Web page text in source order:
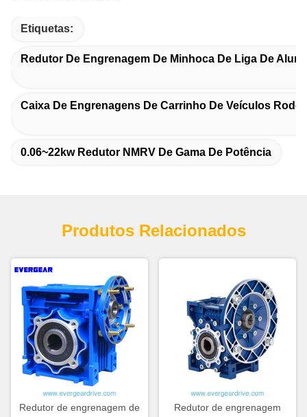
Etiquetas:
Redutor De Engrenagem De Minhoca De Liga De
Caixa De Engrenagens De Carrinho De Veículos
0.06~22kw Redutor NMRV De Gama De Potência
Produtos Relacionados
Redutor de engrenagem de
Redutor de engrenagem